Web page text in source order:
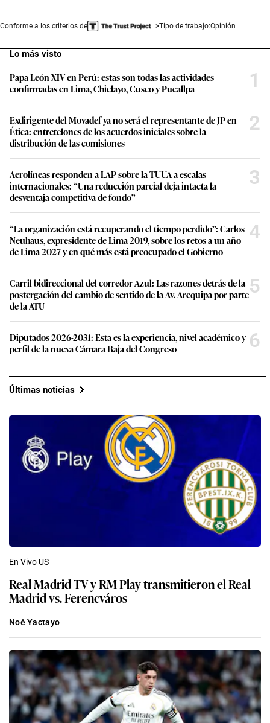
Conforme a los criterios de Tipo de trabajo:Opinión
Lo más visto
Papa León XIV en Perú: estas son todas las actividades
confirmadas en Lima, Chiclayo, Cusco y Pucallpa
1
Exdirigente del Movadef ya no será el representante de JP en
Ética: entretelones de los acuerdos iniciales sobre la
distribución de las comisiones
2
Aerolíneas responden a LAP sobre la TUUA a escalas
internacionales: “Una reducción parcial deja intacta la
desventaja competitiva de fondo”
3
“La organización está recuperando el tiempo perdido”: Carlos
Neuhaus, expresidente de Lima 2019, sobre los retos a un año
de Lima 2027 y en qué más está preocupado el Gobierno
4
Carril bidireccional del corredor Azul: Las razones detrás de la
postergación del cambio de sentido de la Av. Arequipa por parte
de la ATU
5
Diputados 2026-2031: Esta es la experiencia, nivel académico y
perfil de la nueva Cámara Baja del Congreso
6
Últimas noticias
En Vivo US
Real Madrid TV y RM Play transmitieron el Real
Madrid vs. Ferencváros
Noé Yactayo